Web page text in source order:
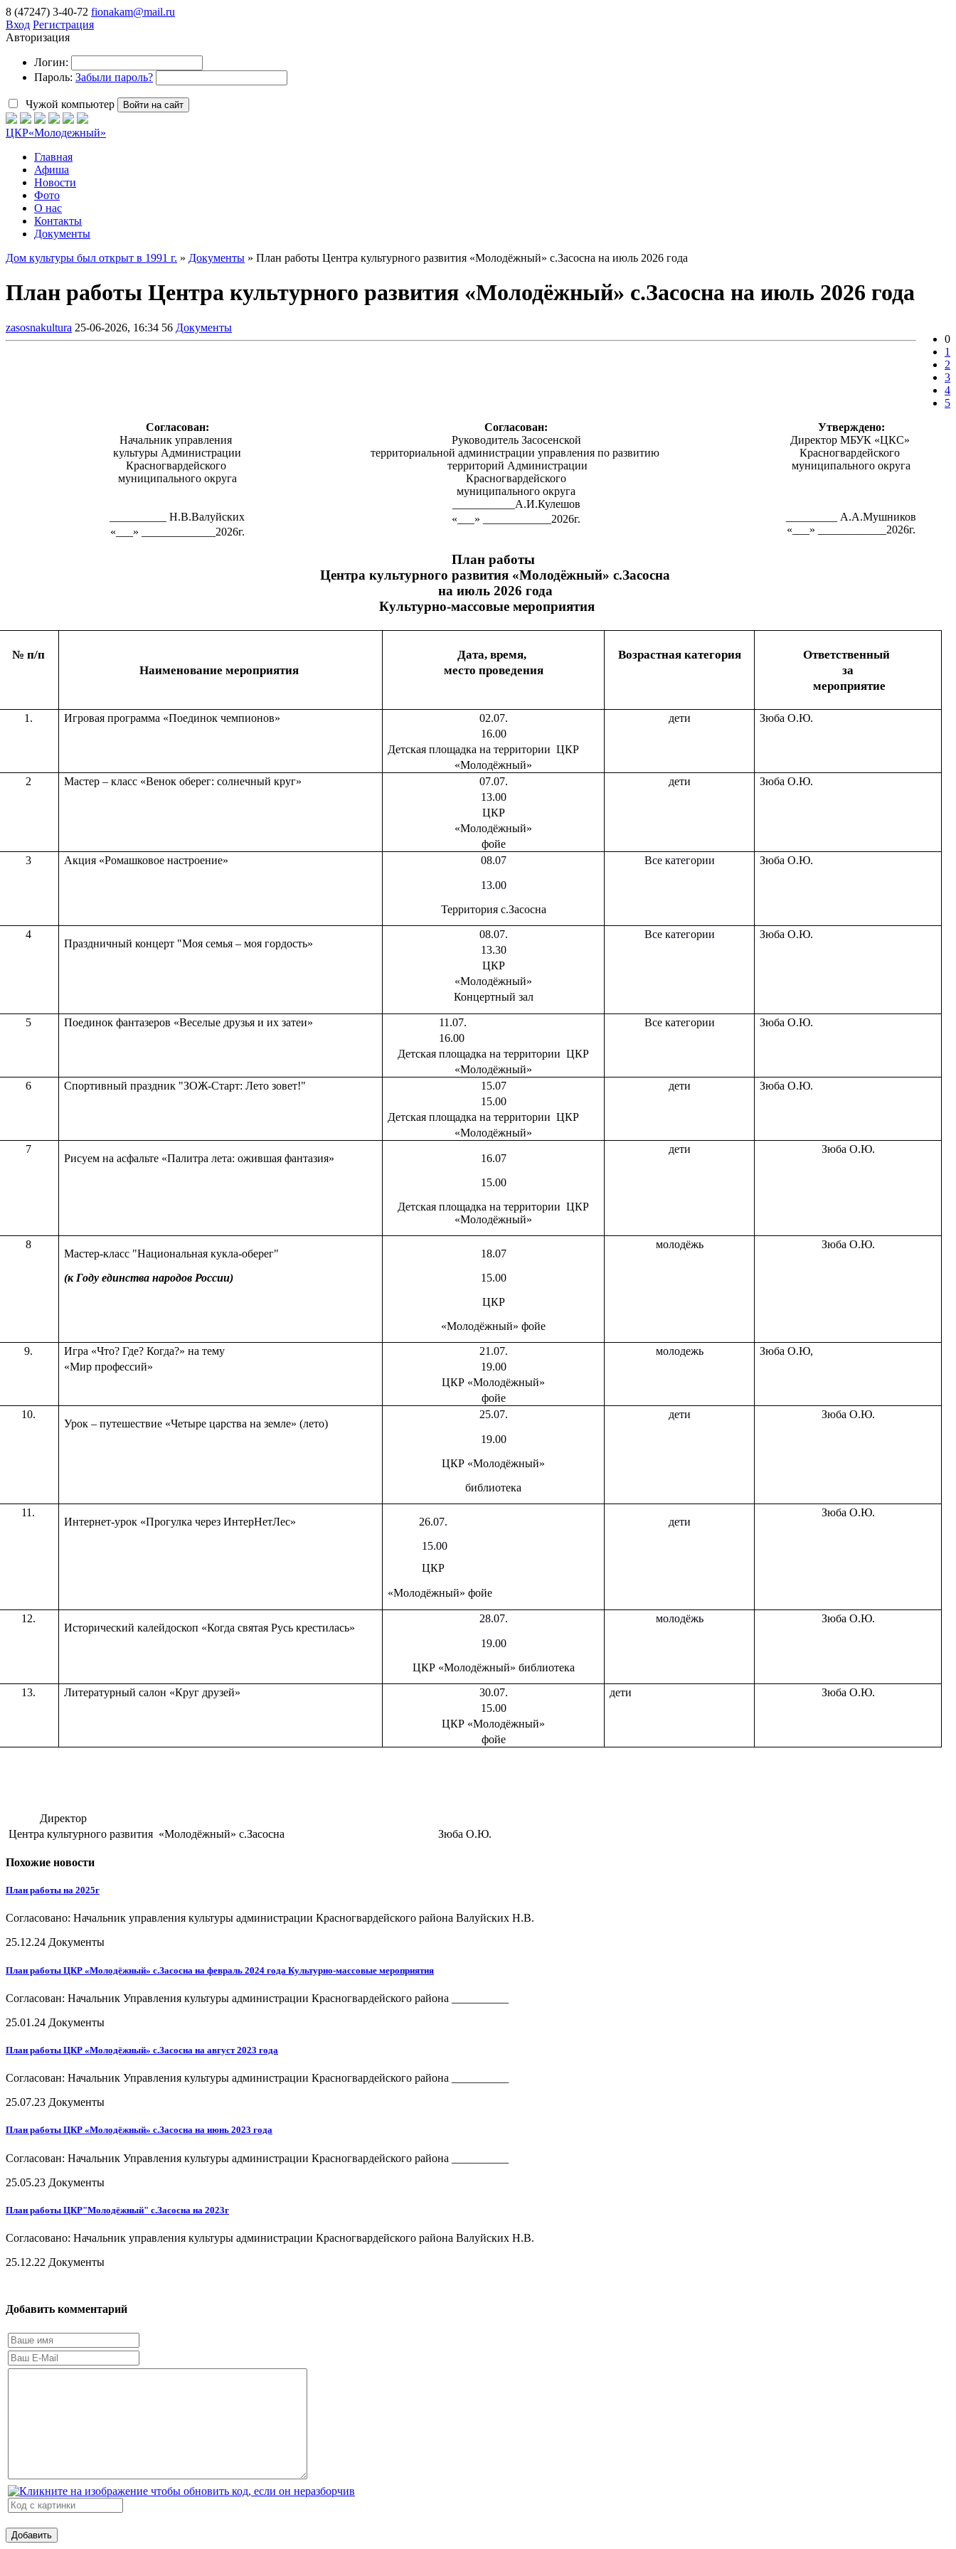
8 (47247) 3-40-72 fionakam@mail.ru
Вход Регистрация
Авторизация
Логин:
Пароль: Забыли пароль?
Чужой компьютер Войти на сайт
ЦКР«Молодежный»
Главная
Афиша
Новости
Фото
О нас
Контакты
Документы
Дом культуры был открыт в 1991 г. » Документы » План работы Центра культурного развития «Молодёжный» с.Засосна на июль 2026 года
План работы Центра культурного развития «Молодёжный» с.Засосна на июль 2026 года
zasosnakultura 25-06-2026, 16:34 56 Документы
0
1
2
3
4
5
Согласован:
Начальник управления
культуры Администрации
Красногвардейского
муниципального округа
__________ Н.В.Валуйских
«___» _____________2026г.
Согласован:
Руководитель Засосенской
территориальной администрации управления по развитию
территорий Администрации
Красногвардейского
муниципального округа
___________А.И.Кулешов
«___» ____________2026г.
Утверждено:
Директор МБУК «ЦКС»
Красногвардейского
муниципального округа
_________ А.А.Мушников
«___» ____________2026г.
План работы
Центра культурного развития «Молодёжный» с.Засосна
на июль 2026 года
Культурно-массовые мероприятия
№ п/п
Наименование мероприятия
Дата, время,
место проведения
Возрастная категория
Ответственный
за
мероприятие
1. Игровая программа «Поединок чемпионов»
02.07.
16.00
Детская площадка на территории ЦКР
«Молодёжный»
дети Зюба О.Ю.
2 Мастер – класс «Венок оберег: солнечный круг»
07.07.
13.00
ЦКР
«Молодёжный»
фойе
дети Зюба О.Ю.
3 Акция «Ромашковое настроение» 08.07
13.00
Территория с.Засосна
Все категории Зюба О.Ю.
4
Праздничный концерт "Моя семья – моя гордость»
08.07.
13.30
ЦКР
«Молодёжный»
Концертный зал
Все категории Зюба О.Ю.
5 Поединок фантазеров «Веселые друзья и их затеи»
11.07.
16.00
Детская площадка на территории ЦКР
«Молодёжный»
Все категории Зюба О.Ю.
6 Спортивный праздник "ЗОЖ-Старт: Лето зовет!"
15.07
15.00
Детская площадка на территории ЦКР
«Молодёжный»
дети Зюба О.Ю.
7
Рисуем на асфальте «Палитра лета: ожившая фантазия»
16.07
15.00
Детская площадка на территории ЦКР
«Молодёжный»
дети Зюба О.Ю.
8
Мастер-класс "Национальная кукла-оберег"
(к Году единства народов России)
18.07
15.00
ЦКР
«Молодёжный» фойе
молодёжь Зюба О.Ю.
9.
Игра «Что? Где? Когда?» на тему
«Мир профессий»
21.07.
19.00
ЦКР «Молодёжный»
фойе
молодежь Зюба О.Ю,
10.
Урок – путешествие «Четыре царства на земле» (лето)
25.07.
19.00
ЦКР «Молодёжный»
библиотека
дети Зюба О.Ю.
11.
Интернет-урок «Прогулка через ИнтерНетЛес»
26.07.
15.00
ЦКР
«Молодёжный» фойе
дети
Зюба О.Ю.
12.
Исторический калейдоскоп «Когда святая Русь крестилась»
28.07.
19.00
ЦКР «Молодёжный» библиотека
молодёжь Зюба О.Ю.
13. Литературный салон «Круг друзей»
30.07.
15.00
ЦКР «Молодёжный»
фойе
дети Зюба О.Ю.
Директор
Центра культурного развития «Молодёжный» с.Засосна Зюба О.Ю.
Похожие новости
План работы на 2025г
Согласовано: Начальник управления культуры администрации Красногвардейского района Валуйских Н.В.
25.12.24 Документы
План работы ЦКР «Молодёжный» с.Засосна на февраль 2024 года Культурно-массовые мероприятия
Согласован: Начальник Управления культуры администрации Красногвардейского района __________
25.01.24 Документы
План работы ЦКР «Молодёжный» с.Засосна на август 2023 года
Согласован: Начальник Управления культуры администрации Красногвардейского района __________
25.07.23 Документы
План работы ЦКР «Молодёжный» с.Засосна на июнь 2023 года
Согласован: Начальник Управления культуры администрации Красногвардейского района __________
25.05.23 Документы
План работы ЦКР"Молодёжный" с.Засосна на 2023г
Согласовано: Начальник управления культуры администрации Красногвардейского района Валуйских Н.В.
25.12.22 Документы
Добавить комментарий